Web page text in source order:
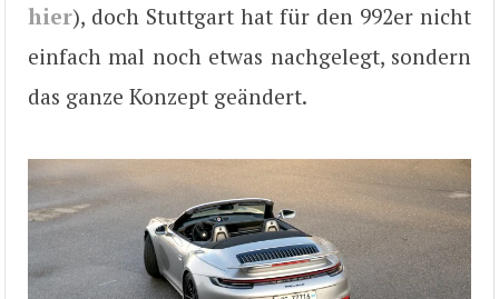
hier), doch Stuttgart hat für den 992er nicht
einfach mal noch etwas nachgelegt, sondern
das ganze Konzept geändert.